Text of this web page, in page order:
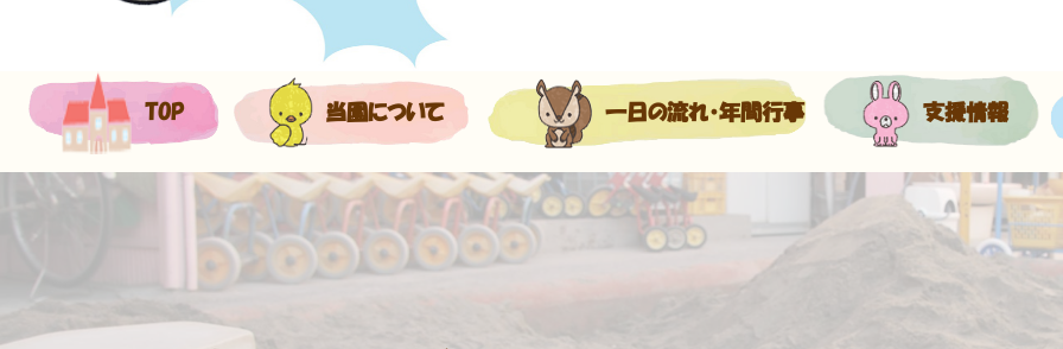
TOP 当園について 一日の流れ・年間行事 支援情報